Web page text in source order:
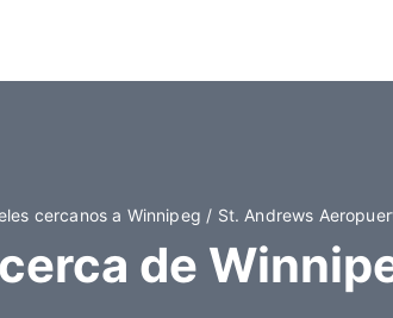
cercanos a Winnipeg / St. Andrews
de